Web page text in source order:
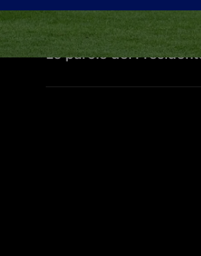
Le parole del